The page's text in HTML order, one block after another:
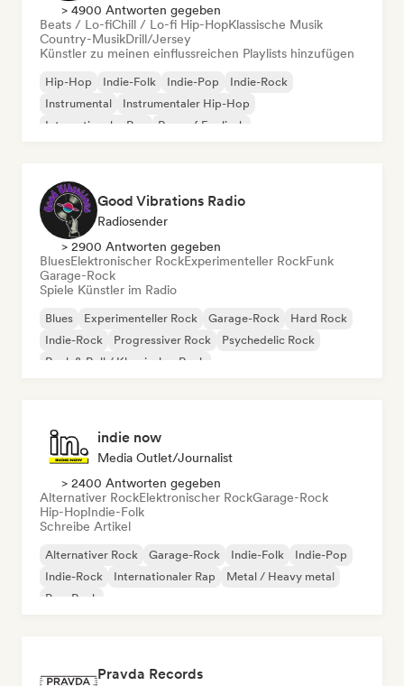
> 4900 Antworten gegeben
Beats / Lo-fiChill / Lo-fi Hip-HopKlassische Musik
Country-MusikDrill/Jersey
Künstler zu meinen einflussreichen Playlists hinzufügen
Hip-Hop Indie-Folk Indie-Pop
Indie-Rock
Instrumental
Instrumentaler Hip-Hop
Internationaler Rap
Rap auf Englisch
Good Vibrations Radio
Radiosender
> 2900 Antworten gegeben
BluesElektronischer RockExperimenteller RockFunk
Garage-Rock
Spiele Künstler im Radio
Blues Experimenteller Rock Garage-Rock
Hard Rock
Indie-Rock
Progressiver Rock
Psychedelic Rock
Rock & Roll / Klassischer Rock
indie now
Media Outlet/Journalist
> 2400 Antworten gegeben
Alternativer RockElektronischer RockGarage-Rock
Hip-HopIndie-Folk
Schreibe Artikel
Alternativer Rock Garage-Rock Indie-Folk
Indie-Pop
Indie-Rock
Internationaler Rap
Metal / Heavy metal
Pop-Rock
Pravda Records